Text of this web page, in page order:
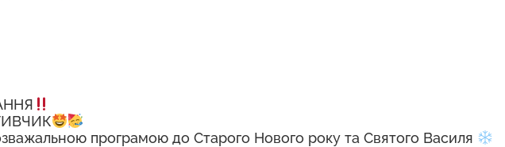
програмою до Старого Нового року та Святого Василя